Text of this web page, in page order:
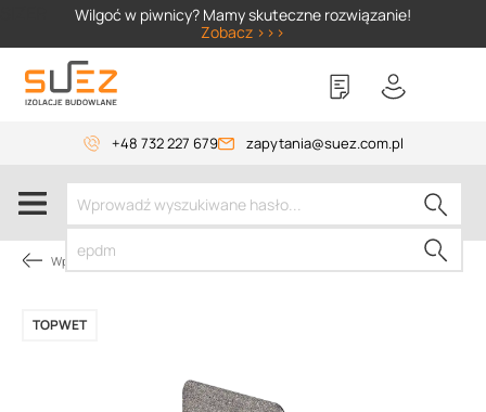
Wilgoć w piwnicy? Mamy skuteczne rozwiązanie!
Zobacz >>>
+48 732 227 679 zapytania@suez.com.pl
Wpusty i akcesoria
TOPWET